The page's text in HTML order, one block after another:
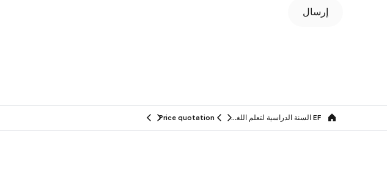
إرسال
Home EF السنة الدراسية لتعلم اللغة في الخارج Price quotation